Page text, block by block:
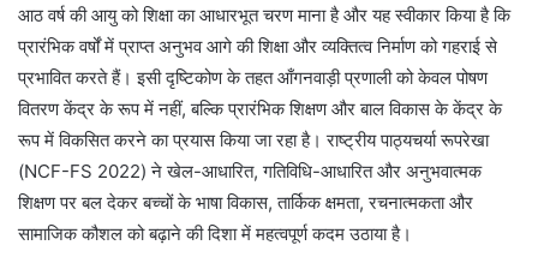
आठ वर्ष की आयु को शिक्षा का आधारभूत चरण माना है और यह स्वीकार किया है कि
प्रारंभिक वर्षों में प्राप्त अनुभव आगे की शिक्षा और व्यक्तित्व निर्माण को गहराई से
प्रभावित करते हैं। इसी दृष्टिकोण के तहत आँगनवाड़ी प्रणाली को केवल पोषण
वितरण केंद्र के रूप में नहीं, बल्कि प्रारंभिक शिक्षण और बाल विकास के केंद्र के
रूप में विकसित करने का प्रयास किया जा रहा है। राष्ट्रीय पाठ्यचर्या रूपरेखा
(NCF-FS 2022) ने खेल-आधारित, गतिविधि-आधारित और अनुभवात्मक
शिक्षण पर बल देकर बच्चों के भाषा विकास, तार्किक क्षमता, रचनात्मकता और
सामाजिक कौशल को बढ़ाने की दिशा में महत्वपूर्ण कदम उठाया है।